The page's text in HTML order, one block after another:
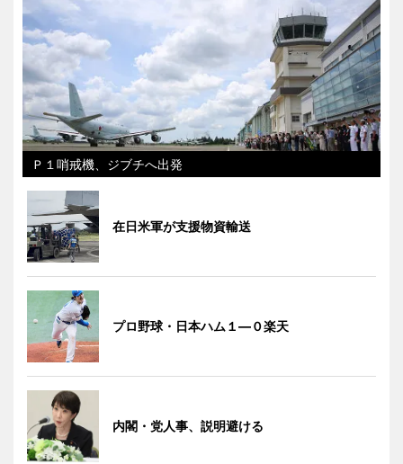
Ｐ１哨戒機、ジブチへ出発
在日米軍が支援物資輸送
プロ野球・日本ハム１―０楽天
内閣・党人事、説明避ける